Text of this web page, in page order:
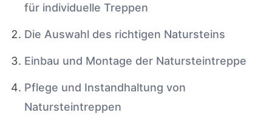
für individuelle Treppen
Die Auswahl des richtigen Natursteins
Einbau und Montage der Natursteintreppe
Pflege und Instandhaltung von
Natursteintreppen